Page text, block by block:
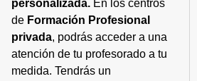
personalizada. En los centros
de Formación Profesional
privada, podrás acceder a una
atención de tu profesorado a tu
medida. Tendrás un